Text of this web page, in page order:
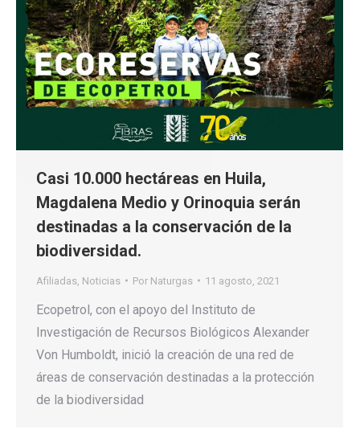
Casi 10.000 hectáreas en Huila,
Magdalena Medio y Orinoquia serán
destinadas a la conservación de la
biodiversidad.
Afiliadas Noticias Por Naturgas 11 agosto, 2021
Ecopetrol, con el apoyo del Instituto de
Investigación de Recursos Biológicos Alexander
Von Humboldt, inició la creación de una red de
áreas de conservación destinadas a la protección
de la biodiversidad